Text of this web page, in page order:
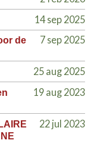
14 sep 2025
de
7 sep 2025
25 aug 2025
19 aug 2023
22 jul 2023